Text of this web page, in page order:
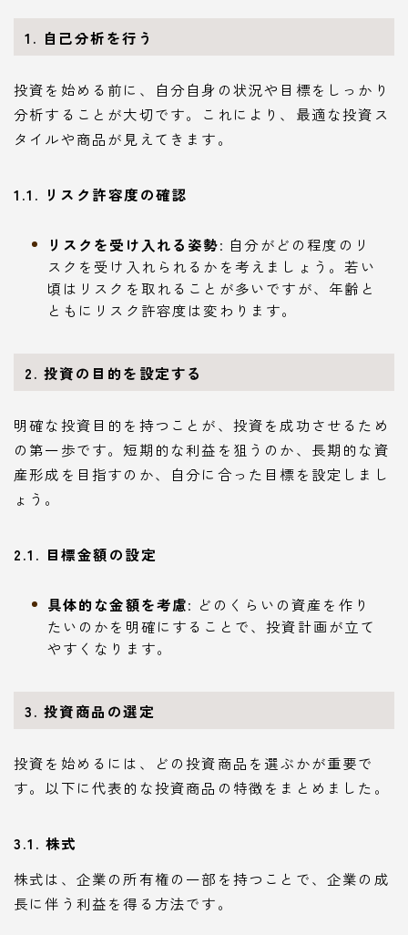
1. 自己分析を行う
投資を始める前に、自分自身の状況や目標をしっかり
分析することが大切です。これにより、最適な投資ス
タイルや商品が見えてきます。
1.1. リスク許容度の確認
リスクを受け入れる姿勢: 自分がどの程度のリ
スクを受け入れられるかを考えましょう。若い
頃はリスクを取れることが多いですが、年齢と
ともにリスク許容度は変わります。
2. 投資の目的を設定する
明確な投資目的を持つことが、投資を成功させるため
の第一歩です。短期的な利益を狙うのか、長期的な資
産形成を目指すのか、自分に合った目標を設定しまし
ょう。
2.1. 目標金額の設定
具体的な金額を考慮: どのくらいの資産を作り
たいのかを明確にすることで、投資計画が立て
やすくなります。
3. 投資商品の選定
投資を始めるには、どの投資商品を選ぶかが重要で
す。以下に代表的な投資商品の特徴をまとめました。
3.1. 株式
株式は、企業の所有権の一部を持つことで、企業の成
長に伴う利益を得る方法です。